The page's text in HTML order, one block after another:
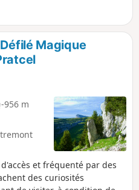
Guiers Vif, par le passage
étonnant passage sous-roche
Vif. (¹) Voir Pendant la
Magique
-956 m
et fréquenté par des
des curiosités